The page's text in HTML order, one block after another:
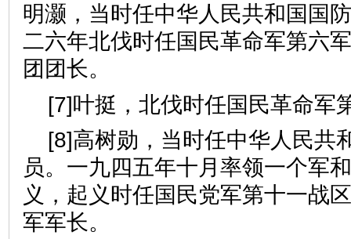
明灏，当时任中华人民共和国国
二六年北伐时任国民革命军第六
团团长。
[7]叶挺，北伐时任国民革命军
[8]高树勋，当时任中华人民共
员。一九四五年十月率领一个军
义，起义时任国民党军第十一战
军军长。